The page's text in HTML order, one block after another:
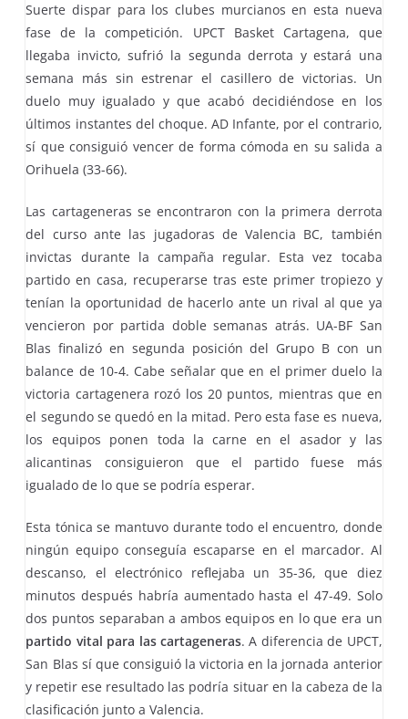
Suerte dispar para los clubes murcianos en esta nueva
fase de la competición. UPCT Basket Cartagena, que
llegaba invicto, sufrió la segunda derrota y estará una
semana más sin estrenar el casillero de victorias. Un
duelo muy igualado y que acabó decidiéndose en los
últimos instantes del choque. AD Infante, por el contrario,
sí que consiguió vencer de forma cómoda en su salida a
Orihuela (33-66).
Las cartageneras se encontraron con la primera derrota
del curso ante las jugadoras de Valencia BC, también
invictas durante la campaña regular. Esta vez tocaba
partido en casa, recuperarse tras este primer tropiezo y
tenían la oportunidad de hacerlo ante un rival al que ya
vencieron por partida doble semanas atrás. UA-BF San
Blas finalizó en segunda posición del Grupo B con un
balance de 10-4. Cabe señalar que en el primer duelo la
victoria cartagenera rozó los 20 puntos, mientras que en
el segundo se quedó en la mitad. Pero esta fase es nueva,
los equipos ponen toda la carne en el asador y las
alicantinas consiguieron que el partido fuese más
igualado de lo que se podría esperar.
Esta tónica se mantuvo durante todo el encuentro, donde
ningún equipo conseguía escaparse en el marcador. Al
descanso, el electrónico reflejaba un 35-36, que diez
minutos después habría aumentado hasta el 47-49. Solo
dos puntos separaban a ambos equipos en lo que era un
partido vital para las cartageneras. A diferencia de UPCT,
San Blas sí que consiguió la victoria en la jornada anterior
y repetir ese resultado las podría situar en la cabeza de la
clasificación junto a Valencia.